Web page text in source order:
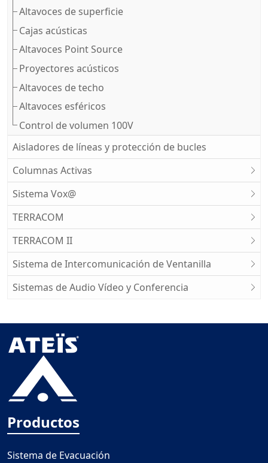
Altavoces de superficie
Cajas acústicas
Altavoces Point Source
Proyectores acústicos
Altavoces de techo
Altavoces esféricos
Control de volumen 100V
Aisladores de líneas y protección de bucles
Columnas Activas
Sistema Vox@
TERRACOM
TERRACOM II
Sistema de Intercomunicación de Ventanilla
Sistemas de Audio Vídeo y Conferencia
Productos
Sistema de Evacuación